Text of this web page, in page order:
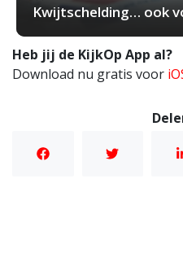
Kwijtschelding… ook
Heb jij de KijkOp App al?
Download nu gratis voor